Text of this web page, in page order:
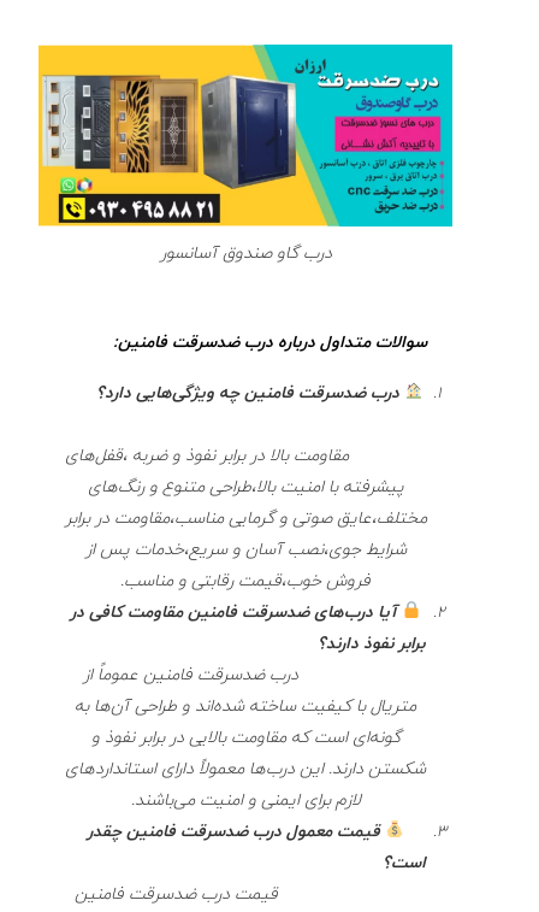
درب گاو صندوق آسانسور
سوالات متداول درباره درب ضدسرقت فامنین:
درب ضدسرقت فامنین چه ویژگی‌هایی دارد؟
مقاومت بالا در برابر نفوذ و ضربه ،قفل‌های
پیشرفته با امنیت بالا،طراحی متنوع و رنگ‌های
مختلف،عایق صوتی و گرمایی مناسب،مقاومت در برابر
شرایط جوی،نصب آسان و سریع،خدمات پس از
فروش خوب،قیمت رقابتی و مناسب.
آیا درب‌های ضدسرقت فامنین مقاومت کافی در
برابر نفوذ دارند؟
درب‌ ضدسرقت فامنین عموماً از
متریال با کیفیت ساخته شده‌اند و طراحی آن‌ها به
گونه‌ای است که مقاومت بالایی در برابر نفوذ و
شکستن دارند. این درب‌ها معمولاً دارای استانداردهای
لازم برای ایمنی و امنیت می‌باشند.
قیمت معمول درب ضدسرقت فامنین چقدر
است؟
قیمت درب‌ ضدسرقت فامنین